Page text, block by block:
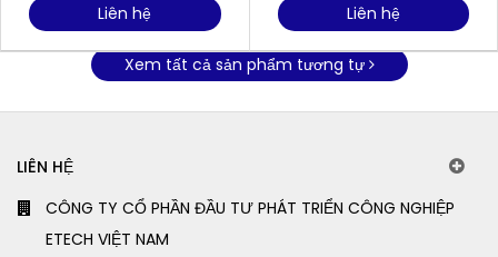
Liên hệ Liên hệ
Xem tất cả sản phẩm tương tự
LIÊN HỆ
CÔNG TY CỔ PHẦN ĐẦU TƯ PHÁT TRIỂN CÔNG NGHIỆP
ETECH VIỆT NAM